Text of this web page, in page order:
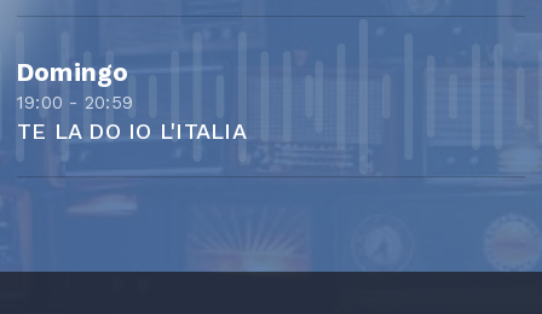
Domingo
19:00 - 20:59
TE LA DO IO L'ITALIA